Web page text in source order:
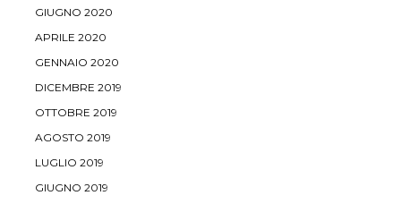
GIUGNO 2020
APRILE 2020
GENNAIO 2020
DICEMBRE 2019
OTTOBRE 2019
AGOSTO 2019
LUGLIO 2019
GIUGNO 2019